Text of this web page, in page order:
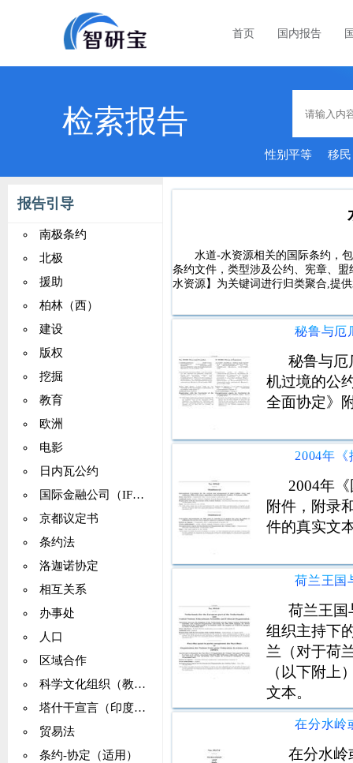
首页 国内报告
检索报告
性别平等 移民
报告引导
南极条约
北极
援助
柏林（西）
建设
版权
挖掘
教育
欧洲
电影
日内瓦公约
国际金融公司（IFC）
京都议定书
条约法
洛迦诺协定
相互关系
办事处
人口
区域合作
科学文化组织（教科文组织）
塔什干宣言（印度：巴基斯坦）
贸易法
条约-协定（适用）
水道-水资源相关的国际条约，
条约文件，类型涉及公约、宪章、
水资源】为关键词进行归类聚合,提
秘鲁与厄
机过境的公
全面协定》
2004年
附件，附录
件的真实文
荷兰王国
组织主持下
兰（对于荷
（以下附上
文本。
在分水岭